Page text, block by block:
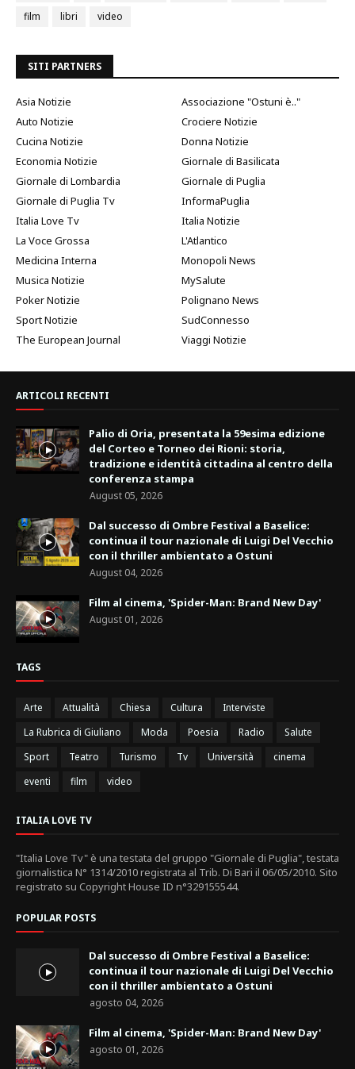
film
libri video
SITI PARTNERS
Asia Notizie
Associazione "Ostuni è.."
Auto Notizie
Crociere Notizie
Cucina Notizie
Donna Notizie
Economia Notizie
Giornale di Basilicata
Giornale di Lombardia
Giornale di Puglia
Giornale di Puglia Tv
InformaPuglia
Italia Love Tv
Italia Notizie
La Voce Grossa
L'Atlantico
Medicina Interna
Monopoli News
Musica Notizie
MySalute
Poker Notizie
Polignano News
Sport Notizie
SudConnesso
The European Journal
Viaggi Notizie
ARTICOLI RECENTI
Palio di Oria, presentata la 59esima edizione
del Corteo e Torneo dei Rioni: storia,
tradizione e identità cittadina al centro della
conferenza stampa
August 05, 2026
Dal successo di Ombre Festival a Baselice:
continua il tour nazionale di Luigi Del Vecchio
con il thriller ambientato a Ostuni
August 04, 2026
Film al cinema, 'Spider-Man: Brand New Day'
August 01, 2026
TAGS
Arte Attualità Chiesa Cultura
Interviste
La Rubrica di Giuliano
Moda Poesia Radio
Salute
Sport
Teatro Turismo Tv Università
cinema
eventi
film video
ITALIA LOVE TV
"Italia Love Tv" è una testata del gruppo "Giornale di Puglia", testata
giornalistica N° 1314/2010 registrata al Trib. Di Bari il 06/05/2010. Sito
registrato su Copyright House ID n°329155544.
POPULAR POSTS
Dal successo di Ombre Festival a Baselice:
continua il tour nazionale di Luigi Del Vecchio
con il thriller ambientato a Ostuni
agosto 04, 2026
Film al cinema, 'Spider-Man: Brand New Day'
agosto 01, 2026